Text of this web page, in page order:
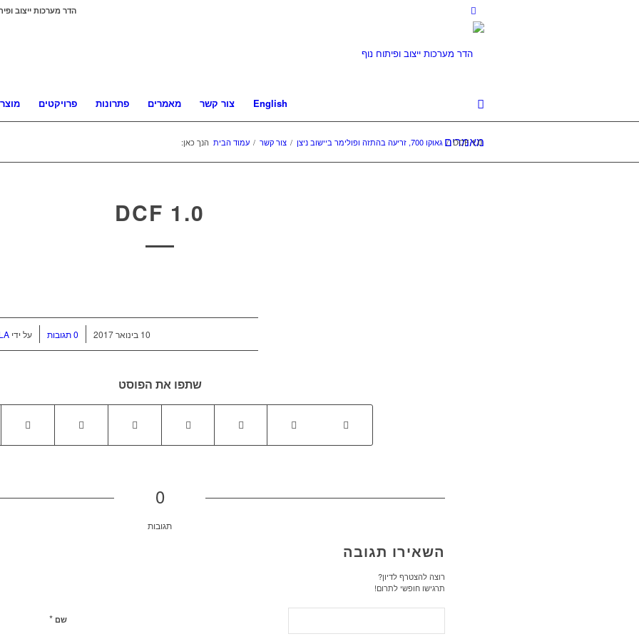
הדר מערכות ייצוב
פרויקטים פתרונות מאמרים צור קשר English
מאמרים הנך כאן: עמוד הבית / צור קשר / גאוקו 700, זריעה בהתזה ופולימר ביישוב ניצן / DCF 1.0
DCF 1.0
10 בינואר 2017 / 0 תגובות על ידי
שתפו את הפוסט
0
תגובות
השאירו תגובה
רוצה להצטרף לדיון?
תרגישו חופשי לתרום!
שם *